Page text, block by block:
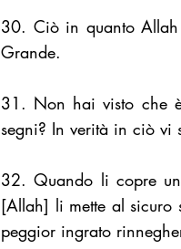
30. Ciò in quanto
Grande.
31. Non hai visto che
segni? In verità in ciò vi
32. Quando li copre
[Allah] li mette al sicuro
peggior ingrato